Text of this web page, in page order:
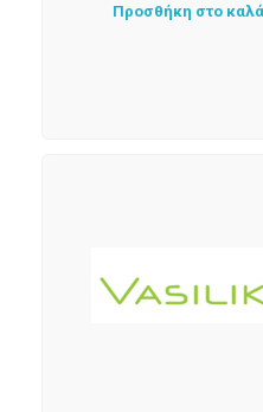
Προσθήκη στο